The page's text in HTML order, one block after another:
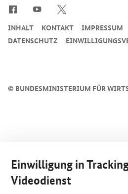
© BUNDESMINISTERIUM FÜR
INHALT KONTAKT IMPRESSUM
DATENSCHUTZ
Einwilligung in
Videodienst